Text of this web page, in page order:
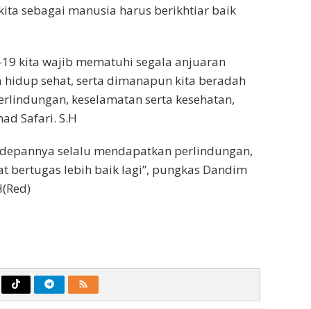
sebagai manusia harus berikhtiar baik
kita wajib mematuhi segala anjuaran
sehat, serta dimanapun kita beradah
keselamatan serta kesehatan,
Safari. S.H
selalu mendapatkan perlindungan,
bertugas lebih baik lagi”, pungkas Dandim